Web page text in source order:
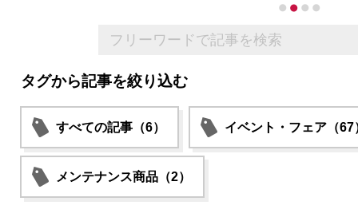
タグから記事を絞り込む
すべての記事（6） イベント・フェア（67
メンテナンス商品（2）